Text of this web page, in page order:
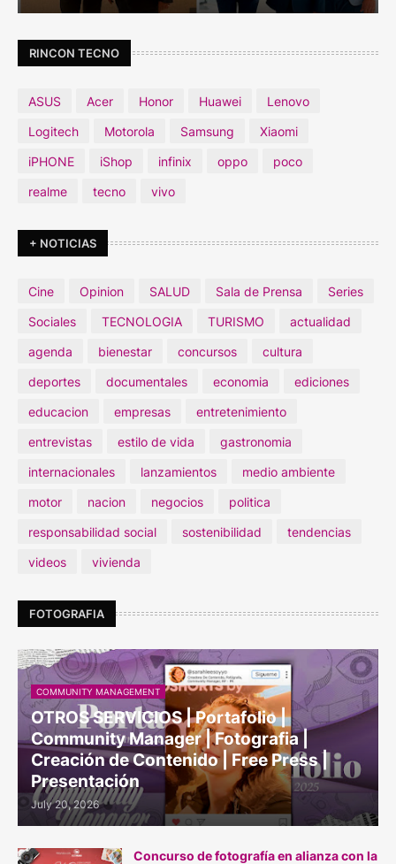
RINCON TECNO
ASUS Acer Honor Huawei
Lenovo
Logitech
Motorola Samsung
Xiaomi
iPHONE
iShop infinix oppo
poco
realme
tecno vivo
+ NOTICIAS
Cine Opinion SALUD Sala de Prensa
Series
Sociales
TECNOLOGIA TURISMO
actualidad
agenda
bienestar concursos
cultura
deportes
documentales economia
ediciones
educacion
empresas
entretenimiento
entrevistas
estilo de vida
gastronomia
internacionales
lanzamientos
medio ambiente
motor
nacion negocios
politica
responsabilidad social
sostenibilidad
tendencias
videos
vivienda
FOTOGRAFIA
COMMUNITY MANAGEMENT
OTROS SERVICIOS | Portafolio |
Community Manager | Fotografia |
Creación de Contenido | Free Press |
Presentación
July 20, 2026
Concurso de fotografía en alianza con la